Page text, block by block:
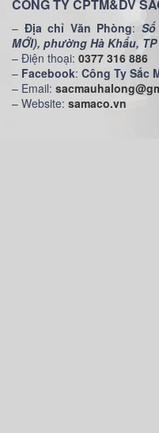
CÔNG TY CPTM&DV
– Địa chỉ Văn Phòng:
MỚI), phường Hà Khẩu,
– Điện thoại: 0377 316 886
– Facebook: Công Ty Sắc
– Email:
– Website: samaco.vn